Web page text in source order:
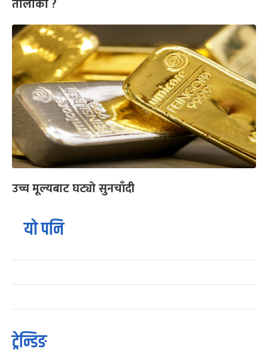
तोलाको ?
उच्च मूल्यबाट घट्यो सुनचाँदी
यो पनि
ट्रेन्डिङ